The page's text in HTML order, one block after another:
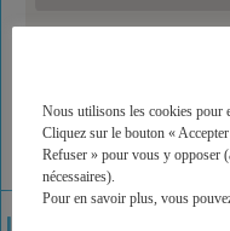
Nous utilisons les cookies pour
Cliquez sur le bouton «
Refuser » pour vous y opposer
nécessaires).
Pour en savoir plus, vous